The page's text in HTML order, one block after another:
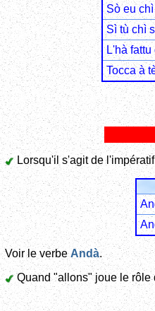
Sò eu
Sì tù chì
L'hà
Tocca à
Lorsqu'il s'agit de
Voir le verbeAndà.
Quand "allons" joue le rôle